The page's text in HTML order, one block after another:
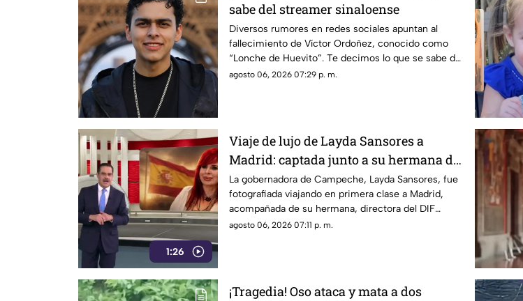
sabe del streamer sinaloense
Diversos rumores en redes sociales apuntan al
fallecimiento de Víctor Ordoñez, conocido como
“Lonche de Huevito”. Te decimos lo que se sabe del
streamer
agosto 06, 2026 07:29 p. m.
1:26
Viaje de lujo de Layda Sansores a
Madrid: captada junto a su hermana del
DIF estatal
La gobernadora de Campeche, Layda Sansores, fue
fotografiada viajando en primera clase a Madrid,
acompañada de su hermana, directora del DIF
estatal
agosto 06, 2026 07:11 p. m.
¡Tragedia! Oso ataca y mata a dos